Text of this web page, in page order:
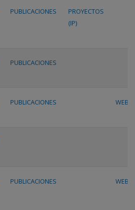
PUBLICACIONES
PROYECTOS
(IP)
PUBLICACIONES
PUBLICACIONES WEB
PUBLICACIONES WEB